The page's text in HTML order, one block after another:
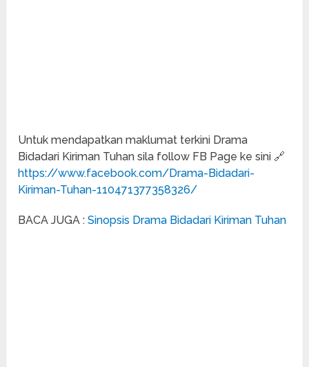
Untuk mendapatkan maklumat terkini Drama
Bidadari Kiriman Tuhan sila follow FB Page ke sini 🔗
https://www.facebook.com/Drama-Bidadari-
Kiriman-Tuhan-110471377358326/
BACA JUGA :Sinopsis Drama Bidadari Kiriman Tuhan